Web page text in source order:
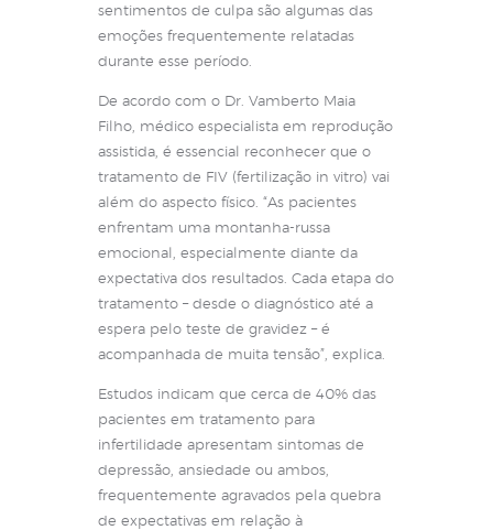
sentimentos de culpa são algumas das
emoções frequentemente relatadas
durante esse período.
De acordo com o Dr. Vamberto Maia
Filho, médico especialista em reprodução
assistida, é essencial reconhecer que o
tratamento de FIV (fertilização in vitro) vai
além do aspecto físico. “As pacientes
enfrentam uma montanha-russa
emocional, especialmente diante da
expectativa dos resultados. Cada etapa do
tratamento – desde o diagnóstico até a
espera pelo teste de gravidez – é
acompanhada de muita tensão”, explica.
Estudos indicam que cerca de 40% das
pacientes em tratamento para
infertilidade apresentam sintomas de
depressão, ansiedade ou ambos,
frequentemente agravados pela quebra
de expectativas em relação à